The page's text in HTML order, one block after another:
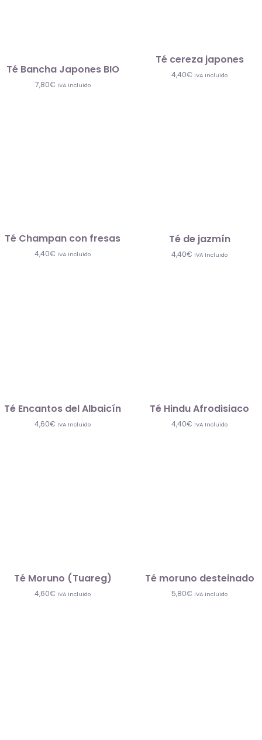
Té Bancha Japones BIO
7,80€ IVA Incluido
Té cereza japones
4,40€ IVA Incluido
Té Champan con fresas
4,40€ IVA Incluido
Té de jazmín
4,40€ IVA Incluido
Té Encantos del Albaicín
4,60€ IVA Incluido
Té Hindu Afrodisiaco
4,40€ IVA Incluido
Té Moruno (Tuareg)
4,60€ IVA Incluido
Té moruno desteinado
5,80€ IVA Incluido